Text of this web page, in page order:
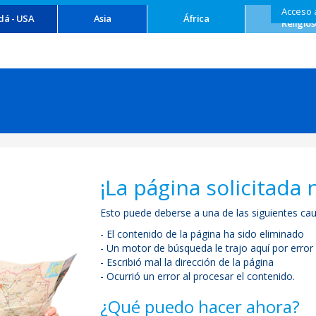
Acceso
- USA Asia África
¡La página solicitada
Esto puede deberse a una de las siguientes
- El contenido de la página ha sido eliminado
- Un motor de búsqueda le trajo aquí por error
- Escribió mal la dirección de la página
- Ocurrió un error al procesar el contenido.
¿Qué puedo hacer ahora?